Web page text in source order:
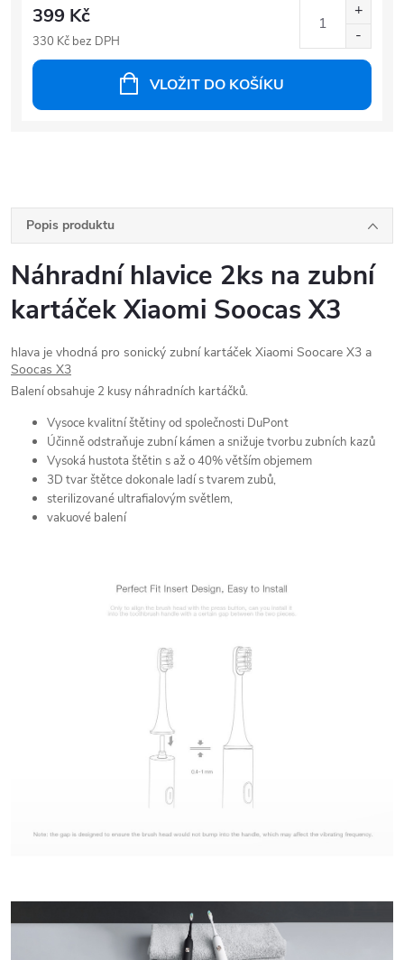
399 Kč
330 Kč bez DPH
VLOŽIT DO KOŠÍKU
Popis produktu
Náhradní hlavice 2ks na zubní
kartáček Xiaomi Soocas X3
hlava je vhodná pro sonický zubní kartáček Xiaomi Soocare X3 a
Soocas X3
Balení obsahuje 2 kusy náhradních kartáčků.
Vysoce kvalitní štětiny od společnosti DuPont
Účinně odstraňuje zubní kámen a snižuje tvorbu zubních kazů
Vysoká hustota štětin s až o 40% větším objemem
3D tvar štětce dokonale ladí s tvarem zubů,
sterilizované ultrafialovým světlem,
vakuové balení